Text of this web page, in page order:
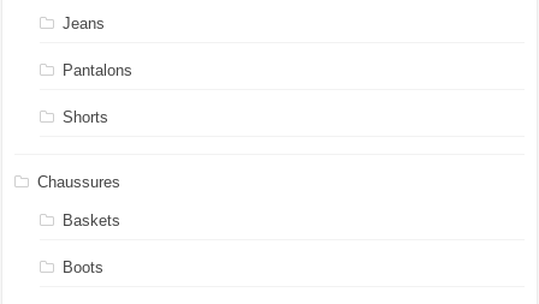
Jeans
Pantalons
Shorts
Chaussures
Baskets
Boots